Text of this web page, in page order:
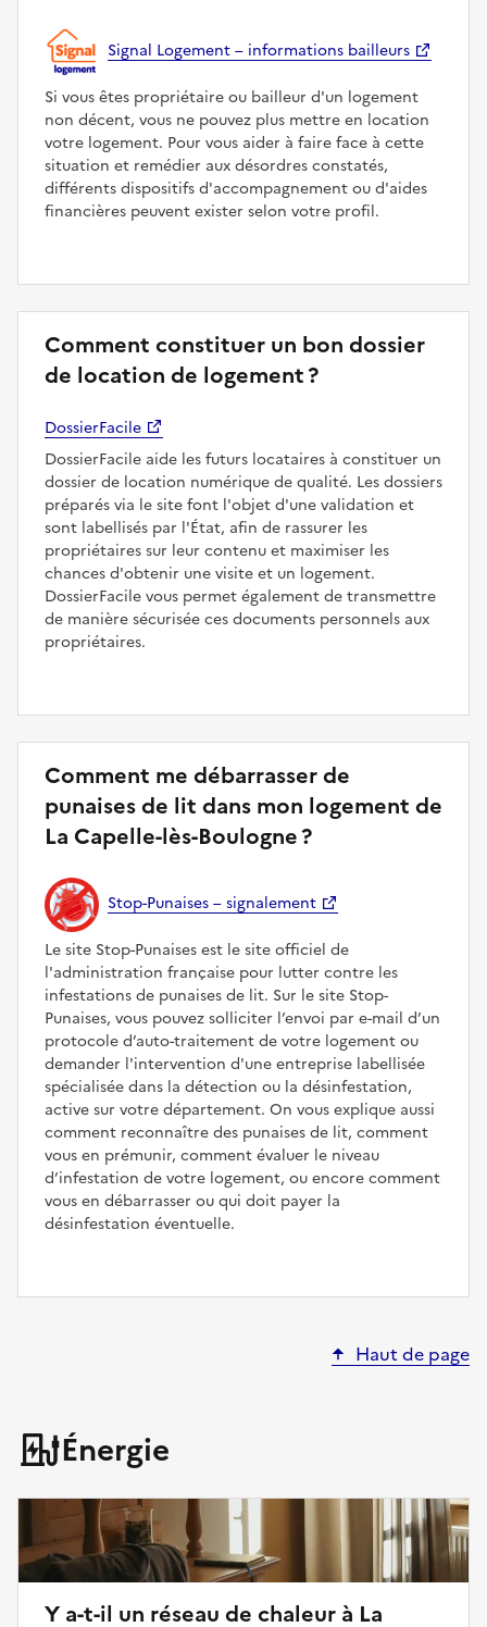
Signal Logement – informations bailleurs
Si vous êtes propriétaire ou bailleur d'un logement
non décent, vous ne pouvez plus mettre en location
votre logement. Pour vous aider à faire face à cette
situation et remédier aux désordres constatés,
différents dispositifs d'accompagnement ou d'aides
financières peuvent exister selon votre profil.
Comment constituer un bon dossier
de location de logement ?
DossierFacile
DossierFacile aide les futurs locataires à constituer un
dossier de location numérique de qualité. Les dossiers
préparés via le site font l'objet d'une validation et
sont labellisés par l'État, afin de rassurer les
propriétaires sur leur contenu et maximiser les
chances d'obtenir une visite et un logement.
DossierFacile vous permet également de transmettre
de manière sécurisée ces documents personnels aux
propriétaires.
Comment me débarrasser de
punaises de lit dans mon logement de
La Capelle-lès-Boulogne ?
Stop-Punaises – signalement
Le site Stop-Punaises est le site officiel de
l'administration française pour lutter contre les
infestations de punaises de lit. Sur le site Stop-
Punaises, vous pouvez solliciter l’envoi par e-mail d’un
protocole d’auto-traitement de votre logement ou
demander l'intervention d'une entreprise labellisée
spécialisée dans la détection ou la désinfestation,
active sur votre département. On vous explique aussi
comment reconnaître des punaises de lit, comment
vous en prémunir, comment évaluer le niveau
d’infestation de votre logement, ou encore comment
vous en débarrasser ou qui doit payer la
désinfestation éventuelle.
Haut de page
Énergie
Y a-t-il un réseau de chaleur à La